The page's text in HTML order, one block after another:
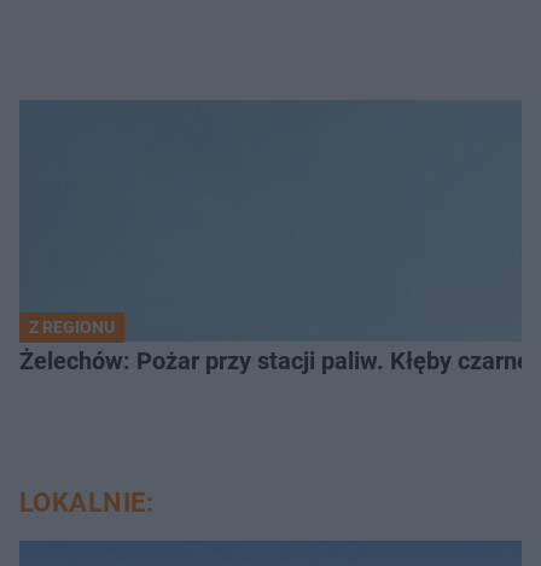
Z REGIONU
Żelechów: Pożar przy stacji paliw. Kłęby
LOKALNIE: